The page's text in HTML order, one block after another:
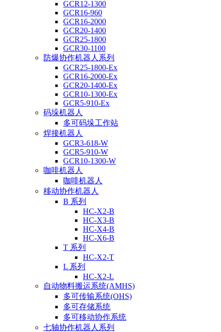
GCR12-1300
GCR16-960
GCR16-2000
GCR20-1400
GCR25-1800
GCR30-1100
防爆协作机器人系列
GCR25-1800-Ex
GCR16-2000-Ex
GCR20-1400-Ex
GCR10-1300-Ex
GCR5-910-Ex
码垛机器人
多可码垛工作站
焊接机器人
GCR3-618-W
GCR5-910-W
GCR10-1300-W
咖啡机器人
咖啡机器人
移动协作机器人
B 系列
HC-X2-B
HC-X3-B
HC-X4-B
HC-X6-B
T 系列
HC-X2-T
L 系列
HC-X2-L
自动物料搬运系统(AMHS)
多可传输系统(OHS)
多可存储系统
多可移动协作系统
七轴协作机器人系列